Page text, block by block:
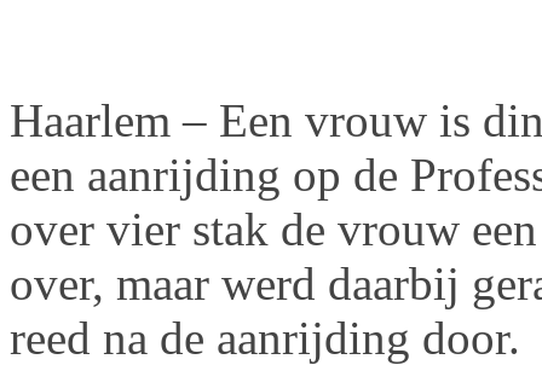
Haarlem – Een vrouw is
een aanrijding op de
over vier stak de vrouw
over, maar werd daarbij
reed na de aanrijding door.